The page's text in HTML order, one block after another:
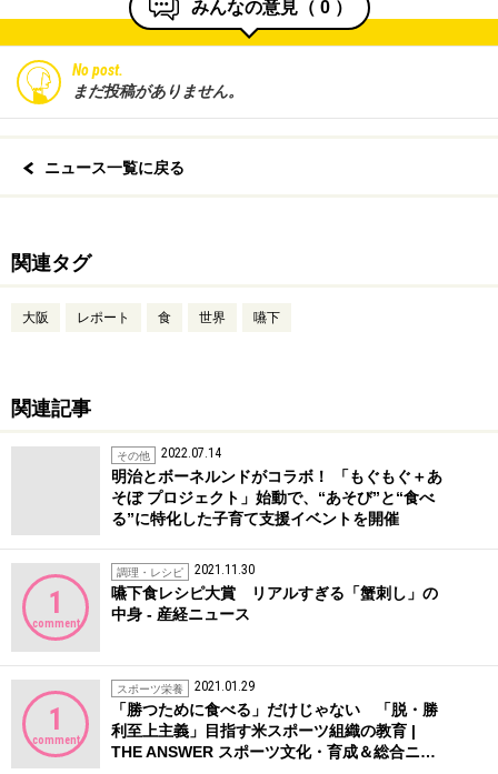
みんなの意見（ 0 ）
No post.
まだ投稿がありません。
ニュース一覧に戻る
関連タグ
大阪 レポート 食 世界 嚥下
関連記事
その他 2022.07.14
明治とボーネルンドがコラボ！ 「もぐもぐ＋あ
そぼ プロジェクト」始動で、“あそび”と“食べ
る”に特化した子育て支援イベントを開催
1
comment
調理・レシピ 2021.11.30
嚥下食レシピ大賞 リアルすぎる「蟹刺し」の
中身 - 産経ニュース
1
comment
スポーツ栄養 2021.01.29
「勝つために食べる」だけじゃない 「脱・勝
利至上主義」目指す米スポーツ組織の教育 |
THE ANSWER スポーツ文化・育成＆総合ニ…